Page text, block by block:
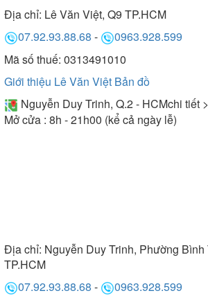
Địa chỉ: Lê Văn Việt, Q9 TP.HCM
07.92.93.88.68 -
0963.928.599
Mã số thuế: 0313491010
Giới thiệu Lê Văn Việt Bản đồ
Nguyễn Duy Trinh, Q.2 - HCMchi tiết
Mở cửa : 8h - 21h00 (kể cả ngày lễ)
Địa chỉ: Nguyễn Duy Trinh, Phường
TP.HCM
07.92.93.88.68 -
0963.928.599